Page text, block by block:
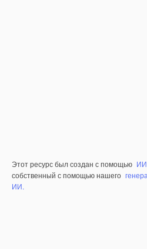
Этот ресурс был создан с помощью ИИ
собственный с помощью нашего
ИИ.